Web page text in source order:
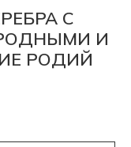
С
И
РОДИЙ